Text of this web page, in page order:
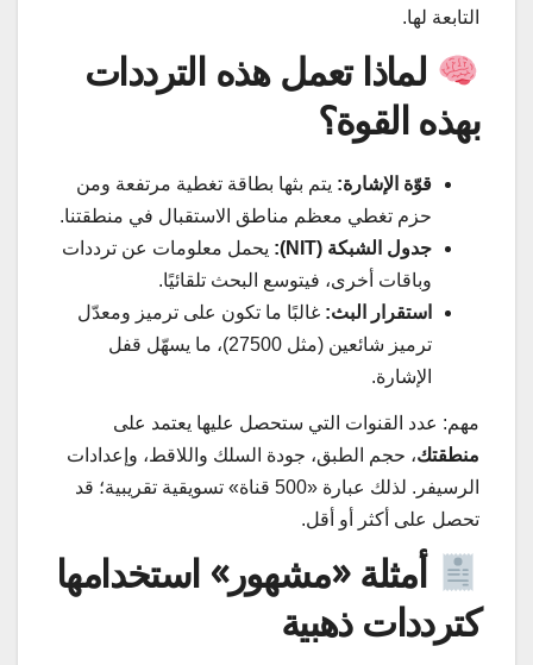
التابعة لها.
لماذا تعمل هذه الترددات
بهذه القوة؟
قوّة الإشارة: يتم بثها بطاقة تغطية مرتفعة ومن
حزم تغطي معظم مناطق الاستقبال في منطقتنا.
جدول الشبكة (NIT):
يحمل معلومات عن ترددات
وباقات أخرى، فيتوسع البحث تلقائيًا.
استقرار البث: غالبًا ما تكون على ترميز ومعدّل
ترميز شائعين (مثل 27500)، ما يسهّل قفل
الإشارة.
مهم: عدد القنوات التي ستحصل عليها يعتمد على
منطقتك، حجم الطبق، جودة السلك واللاقط، وإعدادات
الرسيفر. لذلك عبارة «500 قناة» تسويقية تقريبية؛ قد
تحصل على أكثر أو أقل.
أمثلة «مشهور» استخدامها
كترددات ذهبية